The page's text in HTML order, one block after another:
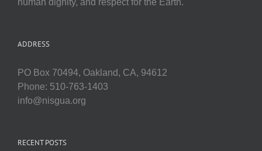
human dignity, and respect for the Earth.
ADDRESS
PO Box 70494, Oakland, CA, 94612
Phone: 510-763-1403
info@nisgua.org
RECENT POSTS